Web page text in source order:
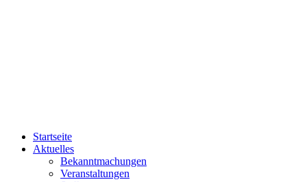
Startseite
Aktuelles
Bekanntmachungen
Veranstaltungen